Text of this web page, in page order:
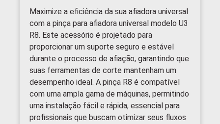
Maximize a eficiência da sua afiadora universal
com a pinça para afiadora universal modelo U3
R8. Este acessório é projetado para
proporcionar um suporte seguro e estável
durante o processo de afiação, garantindo que
suas ferramentas de corte mantenham um
desempenho ideal. A pinça R8 é compatível
com uma ampla gama de máquinas, permitindo
uma instalação fácil e rápida, essencial para
profissionais que buscam otimizar seus fluxos